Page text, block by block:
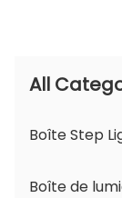
All
Boîte Step
Boîte de